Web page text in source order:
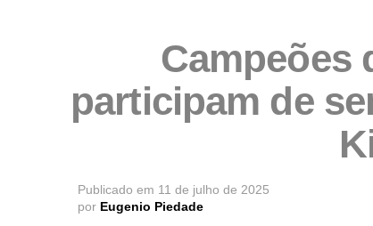
Campeões
participam de
Publicado em 11 de julho de 2025
por Eugenio Piedade